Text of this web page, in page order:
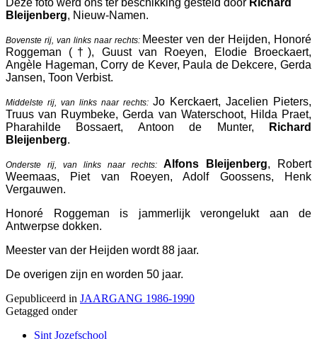
Deze foto werd ons ter beschikking gesteld door Richard
Bleijenberg, Nieuw-Namen.
Bovenste rij, van links naar rechts: Meester ven der Heijden, Honoré
Roggeman (†), Guust van Roeyen, Elodie Broeckaert,
Angèle Hageman, Corry de Kever, Paula de Dekcere, Gerda
Jansen, Toon Verbist.
Middelste rij, van links naar rechts: Jo Kerckaert, Jacelien Pieters,
Truus van Ruymbeke, Gerda van Waterschoot, Hilda Praet,
Pharahilde Bossaert, Antoon de Munter,
Richard
Bleijenberg.
Onderste rij, van links naar rechts: Alfons Bleijenberg, Robert
Weemaas, Piet van Roeyen, Adolf Goossens, Henk
Vergauwen.
Honoré Roggeman is jammerlijk verongelukt aan de
Antwerpse dokken.
Meester van der Heijden wordt 88 jaar.
De overigen zijn en worden 50 jaar.
Gepubliceerd in JAARGANG 1986-1990
Getagged onder
Sint Jozefschool